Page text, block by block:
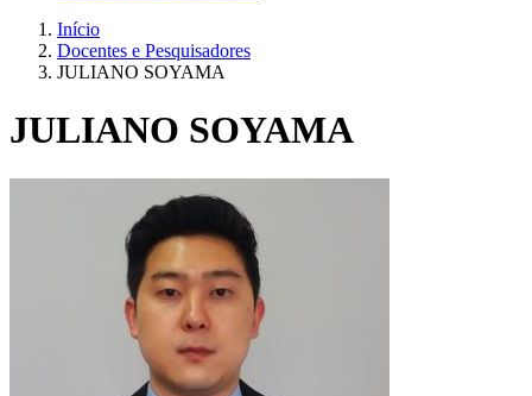
Início
Docentes e Pesquisadores
JULIANO SOYAMA
JULIANO SOYAMA